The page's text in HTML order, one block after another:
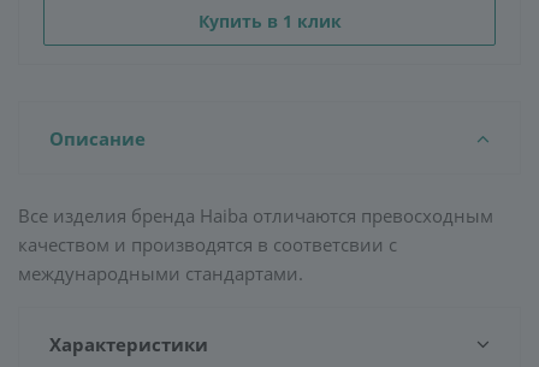
Купить в 1 клик
Описание
Все изделия бренда Haiba отличаются превосходным
качеством и производятся в соответсвии с
международными стандартами.
Характеристики